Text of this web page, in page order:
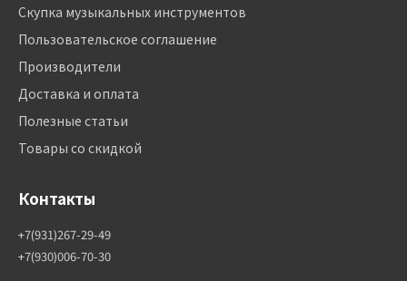
Скупка музыкальных инструментов
Пользовательское соглашение
Производители
Доставка и оплата
Полезные статьи
Товары со скидкой
Контакты
+7(931)267-29-49
+7(930)006-70-30